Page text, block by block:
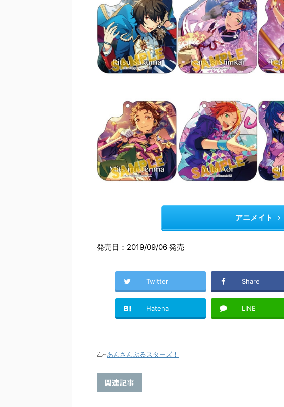
アニメイト
発売日：2019/09/06 発売
Twitter Share
Hatena LINE
-あんさんぶるスターズ！
関連記事